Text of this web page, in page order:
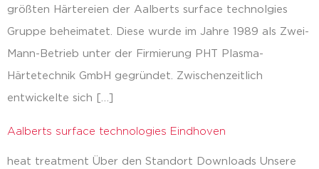
größten Härtereien der Aalberts surface technolgies
Gruppe beheimatet. Diese wurde im Jahre 1989 als Zwei-
Mann-Betrieb unter der Firmierung PHT Plasma-
Härtetechnik GmbH gegründet. Zwischenzeitlich
entwickelte sich […]
Aalberts surface technologies Eindhoven
heat treatment Über den Standort Downloads Unsere